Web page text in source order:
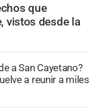
que
vistos desde la
a San Cayetano?
a reunir a miles